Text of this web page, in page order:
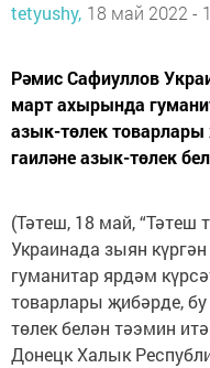
tetyushy, 18 май 2022 -
Рәмис Сафиуллов
март ахырында
азык-төлек товарлары
гаиләне азык-төлек
(Тәтеш, 18 май, “Тәтеш
Украинада зыян
гуманитар ярдәм
товарлары җибәрде, бу
төлек белән тәэмин
Донецк Халык